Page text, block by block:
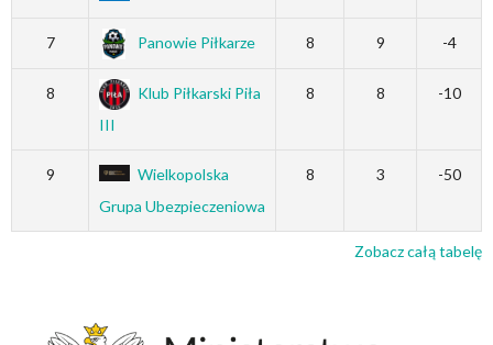
7 Panowie Piłkarze 8 9 -4
8
Klub Piłkarski Piła
III
8 8 -10
9
Wielkopolska
Grupa Ubezpieczeniowa
8 3 -50
Zobacz całą tabelę